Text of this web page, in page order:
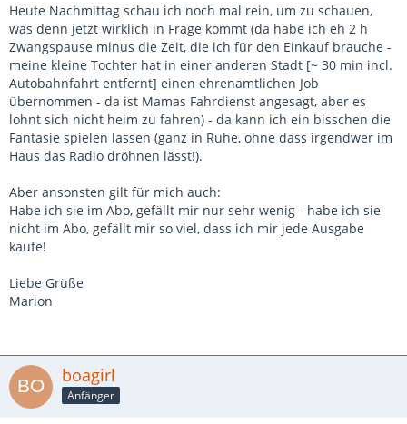
Heute Nachmittag schau ich noch mal rein, um zu schauen,
was denn jetzt wirklich in Frage kommt (da habe ich eh 2 h
Zwangspause minus die Zeit, die ich für den Einkauf brauche -
meine kleine Tochter hat in einer anderen Stadt [~ 30 min incl.
Autobahnfahrt entfernt] einen ehrenamtlichen Job
übernommen - da ist Mamas Fahrdienst angesagt, aber es
lohnt sich nicht heim zu fahren) - da kann ich ein bisschen die
Fantasie spielen lassen (ganz in Ruhe, ohne dass irgendwer im
Haus das Radio dröhnen lässt!).
Aber ansonsten gilt für mich auch:
Habe ich sie im Abo, gefällt mir nur sehr wenig - habe ich sie
nicht im Abo, gefällt mir so viel, dass ich mir jede Ausgabe
kaufe!
Liebe Grüße
Marion
boagirl
Anfänger